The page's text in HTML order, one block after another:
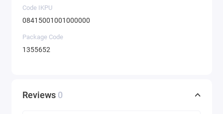
Code IKPU
08415001001000000
Package Code
1355652
Reviews 0